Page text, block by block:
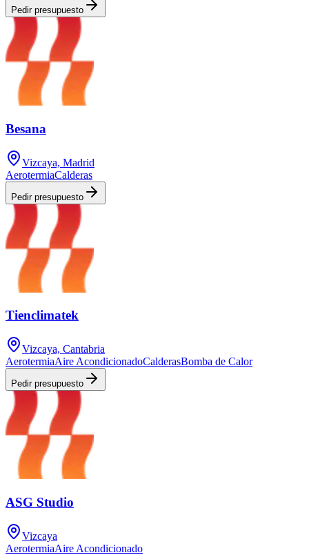
Pedir presupuesto
Besana
Vizcaya, Madrid
AerotermiaCalderas
Pedir presupuesto
Tienclimatek
Vizcaya, Cantabria
AerotermiaAire AcondicionadoCalderasBomba de Calor
Pedir presupuesto
ASG Studio
Vizcaya
AerotermiaAire Acondicionado